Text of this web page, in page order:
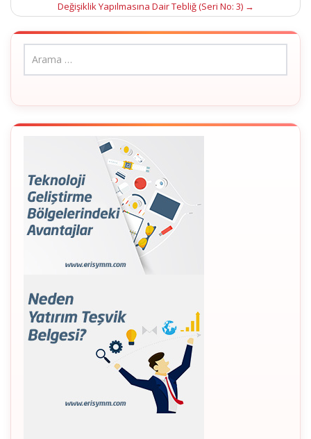
Değişiklik Yapılmasına Dair Tebliğ (Seri No: 3) →